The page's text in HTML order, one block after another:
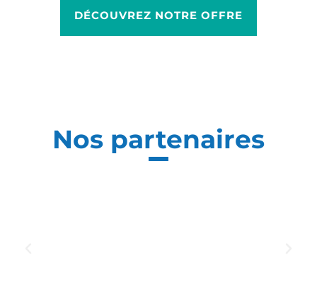
DÉCOUVREZ NOTRE OFFRE
Nos partenaires